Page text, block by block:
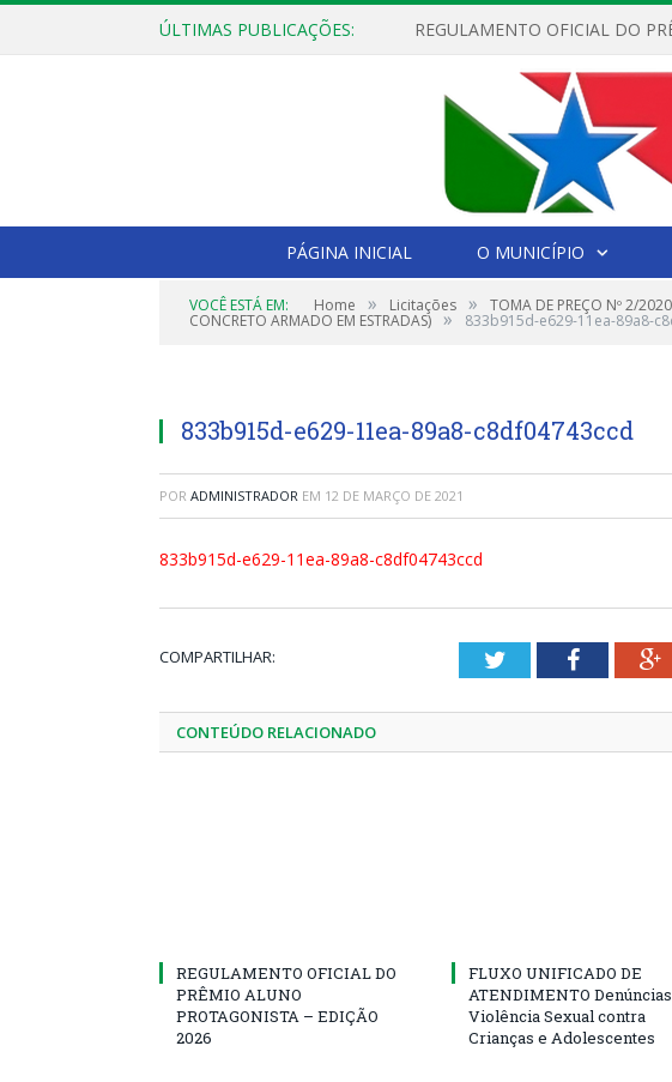
ÚLTIMAS PUBLICAÇÕES:
PÁGINA INICIAL O MUNICÍPIO
VOCÊ ESTÁ EM: Home » Licitações » TOMA DE PREÇO Nº 2/
CONCRETO ARMADO EM ESTRADAS) » 833b915d-e629-11ea-89a8-
833b915d-e629-11ea-89a8-c8df04743ccd
POR ADMINISTRADOR EM 12 DE MARÇO DE 2021
833b915d-e629-11ea-89a8-c8df04743ccd
COMPARTILHAR: TwitterFacebook
CONTEÚDO RELACIONADO
REGULAMENTO OFICIAL DO
PRÊMIO ALUNO
PROTAGONISTA – EDIÇÃO
2026
FLUXO UNIFICADO DE
ATENDIMENTO
Violência Sexual contra
Crianças e Adolescentes